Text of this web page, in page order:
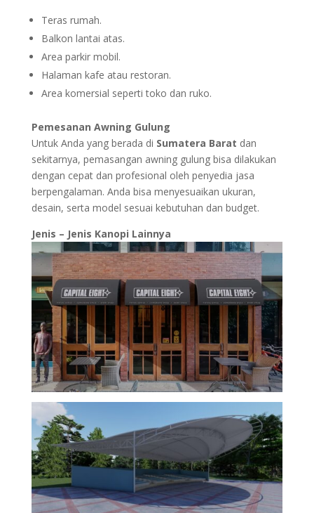
Teras rumah.
Balkon lantai atas.
Area parkir mobil.
Halaman kafe atau restoran.
Area komersial seperti toko dan ruko.
Pemesanan Awning Gulung
Untuk Anda yang berada di Sumatera Barat dan
sekitarnya, pemasangan awning gulung bisa dilakukan
dengan cepat dan profesional oleh penyedia jasa
berpengalaman. Anda bisa menyesuaikan ukuran,
desain, serta model sesuai kebutuhan dan budget.
Jenis – Jenis Kanopi Lainnya